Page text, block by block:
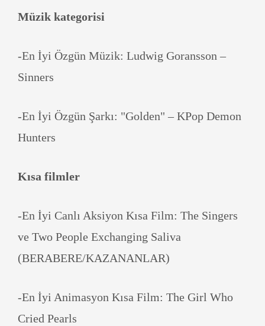
Müzik kategorisi
-En İyi Özgün Müzik: Ludwig Goransson –
Sinners
-En İyi Özgün Şarkı: "Golden" – KPop Demon
Hunters
Kısa filmler
-En İyi Canlı Aksiyon Kısa Film: The Singers
ve Two People Exchanging Saliva
(BERABERE/KAZANANLAR)
-En İyi Animasyon Kısa Film: The Girl Who
Cried Pearls